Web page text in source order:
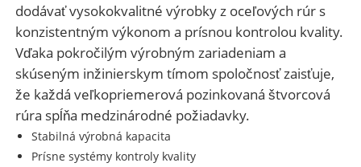
dodávať vysokokvalitné výrobky z oceľových rúr s
konzistentným výkonom a prísnou kontrolou kvality.
Vďaka pokročilým výrobným zariadeniam a
skúseným inžinierskym tímom spoločnosť zaisťuje,
že každá veľkopriemerová pozinkovaná štvorcová
rúra spĺňa medzinárodné požiadavky.
Stabilná výrobná kapacita
Prísne systémy kontroly kvality